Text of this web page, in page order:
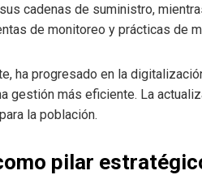
cadenas de suministro,
de monitoreo y prácticas de
ha progresado en la
gestión más eficiente. La
la población.
pilar